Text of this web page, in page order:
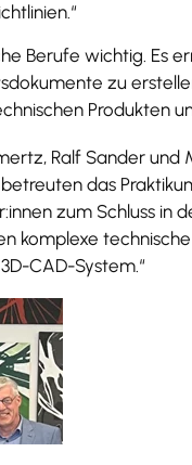
Berufe wichtig. Es
zu
Produkten
Ralf Sander
das
zum Schluss
CAD-System.“